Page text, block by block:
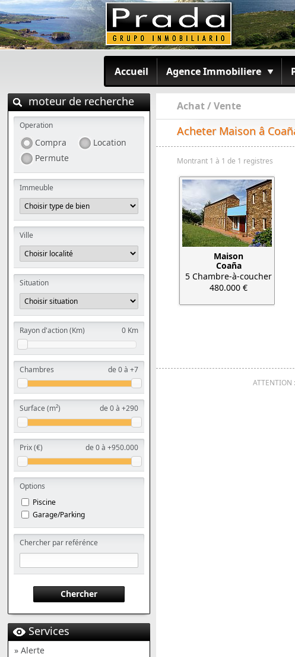
Accueil Agence Immobiliere
moteur de recherche
Operation
Compra
Location
Permute
Immeuble
Ville
Situation
Rayon d'action (Km) 0 Km
Chambres de 0 à +7
Surface (m²) de 0 à +290
Prix (€) de 0 à +950.000
Options
Piscine
Garage/Parking
Chercher par reférénce
Chercher
Services
» Alerte
Achat / Vente
Acheter Maison â
Montrant 1 à 1 de 1 registres
Maison
Coaña
5 Chambre-à-coucher
480.000 €